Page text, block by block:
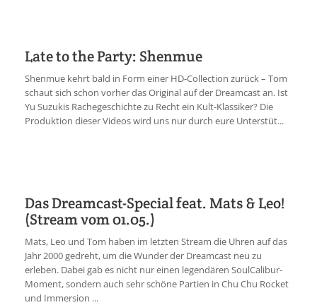
Late to the Party: Shenmue
Shenmue kehrt bald in Form einer HD-Collection zurück – Tom
schaut sich schon vorher das Original auf der Dreamcast an. Ist
Yu Suzukis Rachegeschichte zu Recht ein Kult-Klassiker? Die
Produktion dieser Videos wird uns nur durch eure Unterstüt...
Das Dreamcast-Special feat. Mats & Leo!
(Stream vom 01.05.)
Mats, Leo und Tom haben im letzten Stream die Uhren auf das
Jahr 2000 gedreht, um die Wunder der Dreamcast neu zu
erleben. Dabei gab es nicht nur einen legendären SoulCalibur-
Moment, sondern auch sehr schöne Partien in Chu Chu Rocket
und Immersion ...